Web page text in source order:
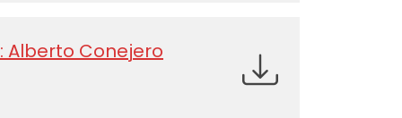
Alberto Conejero